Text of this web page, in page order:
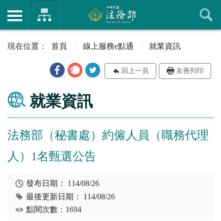
首頁 線上服務e點通 就業資訊
回上一頁 友善列印
就業資訊
法務部（秘書處）約僱人員（職務代理
人）1名甄選公告
發布日期： 114/08/26
最後更新日期： 114/08/26
點閱次數：1694